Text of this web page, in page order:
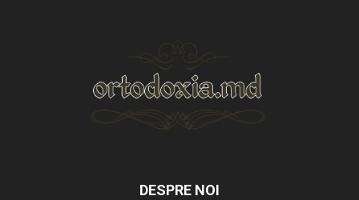
DESPRE NOI